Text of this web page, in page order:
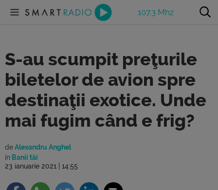
107.3 Mhz
S-au scumpit preţurile
biletelor de avion spre
destinaţii exotice. Unde
mai fugim când e frig?
deAlexandru Anghel
în Banii tăi
23 ianuarie 2021 | 14:55